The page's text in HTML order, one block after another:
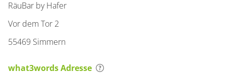
RäuBar by Hafer
Vor dem Tor 2
55469 Simmern
what3words Adresse